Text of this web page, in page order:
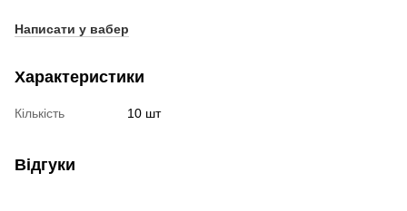
Написати у вабер
Характеристики
Кількість 10 шт
Відгуки